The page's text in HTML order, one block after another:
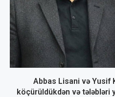
Abbas Lisani və Yusif
köçürüldükdən və tələbləri